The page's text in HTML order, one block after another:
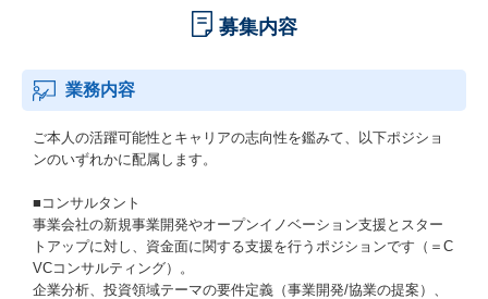
募集内容
業務内容
ご本人の活躍可能性とキャリアの志向性を鑑みて、以下ポジショ
ンのいずれかに配属します。
■コンサルタント
事業会社の新規事業開発やオープンイノベーション支援とスター
トアップに対し、資金面に関する支援を行うポジションです（＝C
VCコンサルティング）。
企業分析、投資領域テーマの要件定義（事業開発/協業の提案）、